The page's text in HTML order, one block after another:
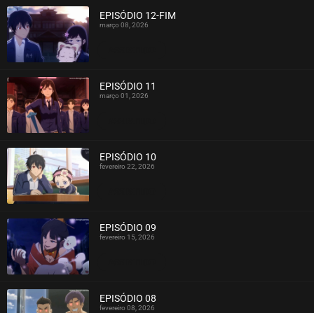
EPISÓDIO 12-FIM
março 08, 2026
EPISÓDIO 11
março 01, 2026
EPISÓDIO 10
fevereiro 22, 2026
EPISÓDIO 09
fevereiro 15, 2026
EPISÓDIO 08
fevereiro 08, 2026